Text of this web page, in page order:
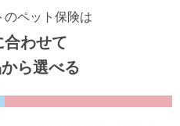
のペット保険は
合わせて
ら選べる